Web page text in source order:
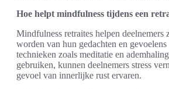
Hoe helpt mindfulness tijdens een
Mindfulness retraites helpen deelnemers
worden van hun gedachten en
technieken zoals meditatie en
gebruiken, kunnen deelnemers stress
gevoel van innerlijke rust ervaren.